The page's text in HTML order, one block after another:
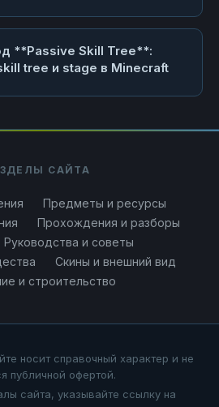
**Passive Skill Tree**:
tree и stage в Minecraft
САЙТА
Предметы и ресурсы
Прохождения и разборы
Руководства и советы
Скины и внешний вид
и строительство
носит справочный характер и не
публичной офертой.
сайта, указывайте ссылку на